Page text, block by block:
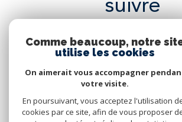
NOUS
adhérons
Comme beaucoup, notre
utilise les cookies
On aimerait vous accompagner
votre visite.
En poursuivant, vous acceptez l'utilisation
cookies par ce site, afin de vous proposer